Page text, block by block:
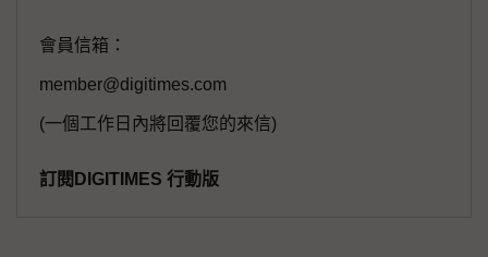
會員信箱：
member@digitimes.com
(一個工作日內將回覆您的來信)
訂閱DIGITIMES 行動版